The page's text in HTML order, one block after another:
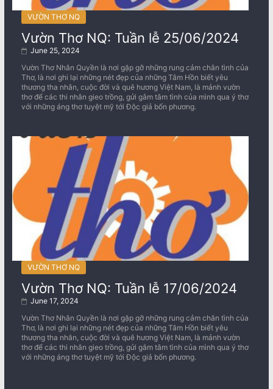
VƯỜN THƠ NQ
Vườn Thơ NQ: Tuần lễ 25/06/2024
June 25, 2024
Vườn Thơ Nhân Quyền là nơi gặp gỡ những rung cảm chân tình của
Thơ, là nơi ghi lại những nét đẹp của những Tâm Hồn biết yêu
thương tha nhân, cuộc đời và quê hương Việt Nam, là mảnh vườn
thơ để các thi nhân gieo trồng, gửi gắm tâm tình của mình qua ý thơ
với những áng thơ tuyệt mỹ tới Độc giả bốn phương.
VƯỜN THƠ NQ
Vườn Thơ NQ: Tuần lễ 17/06/2024
June 17, 2024
Vườn Thơ Nhân Quyền là nơi gặp gỡ những rung cảm chân tình của
Thơ, là nơi ghi lại những nét đẹp của những Tâm Hồn biết yêu
thương tha nhân, cuộc đời và quê hương Việt Nam, là mảnh vườn
thơ để các thi nhân gieo trồng, gửi gắm tâm tình của mình qua ý thơ
với những áng thơ tuyệt mỹ tới Độc giả bốn phương.